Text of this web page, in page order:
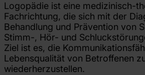
Logopädie ist eine medizinisch-
Fachrichtung, die sich mit der
Behandlung und Prävention von
Stimm-, Hör- und
Ziel ist es, die
Lebensqualität von Betroffenen
wiederherzustellen.